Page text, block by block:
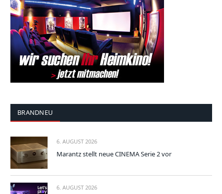
BRANDNEU
6. AUGUST 2026
Marantz stellt neue CINEMA Serie 2 vor
6. AUGUST 2026